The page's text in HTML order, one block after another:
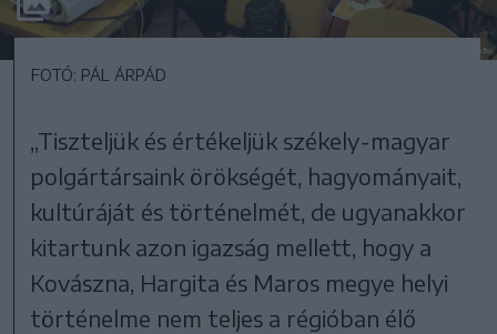
FOTÓ: PÁL ÁRPÁD
„Tiszteljük és értékeljük székely-magyar
polgártársaink örökségét, hagyományait,
kultúráját és történelmét, de ugyanakkor
kitartunk azon igazság mellett, hogy a
Kovászna, Hargita és Maros megye helyi
történelme nem teljes a régióban élő